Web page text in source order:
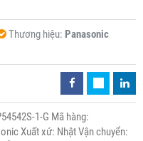
Thương hiệu: Panasonic
1-G Mã hàng:
Xuất xứ: Nhật Vận chuyển: